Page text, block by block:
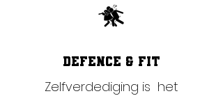
Defence & Fit
Zelfverdediging is het